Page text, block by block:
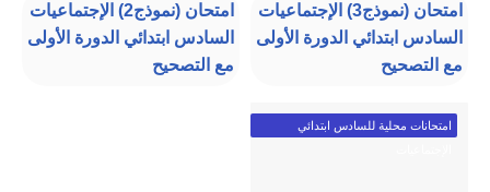
امتحان (نموذج3) الإجتماعيات
السادس ابتدائي الدورة الأولى
مع التصحيح
امتحان (نموذج2) الإجتماعيات
السادس ابتدائي الدورة الأولى
مع التصحيح
امتحانات محلية للسادس ابتدائي